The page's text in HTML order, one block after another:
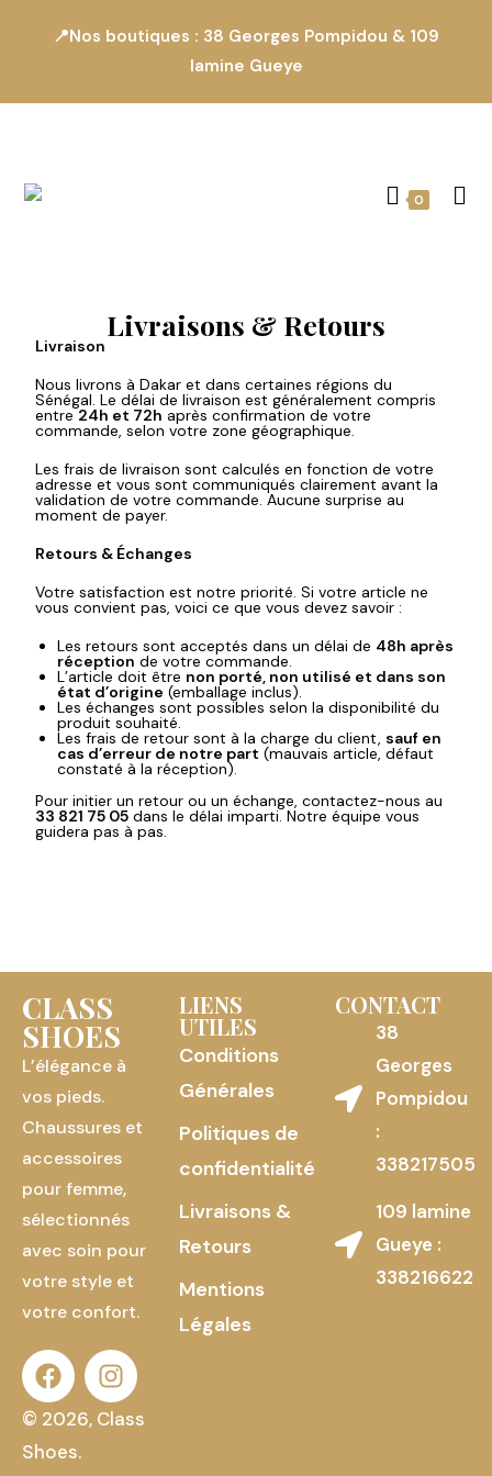
📍Nos boutiques : 38 Georges Pompidou & 109
lamine Gueye
0
Livraisons & Retours
Livraison
Nous livrons à Dakar et dans certaines régions du
Sénégal. Le délai de livraison est généralement compris
entre24h et 72h après confirmation de votre
commande, selon votre zone géographique.
Les frais de livraison sont calculés en fonction de votre
adresse et vous sont communiqués clairement avant la
validation de votre commande. Aucune surprise au
moment de payer.
Retours & Échanges
Votre satisfaction est notre priorité. Si votre article ne
vous convient pas, voici ce que vous devez savoir :
Les retours sont acceptés dans un délai de 48h après
réception de votre commande.
L’article doit être non porté, non utilisé et dans son
état d’origine (emballage inclus).
Les échanges sont possibles selon la disponibilité du
produit souhaité.
Les frais de retour sont à la charge du client, sauf en
cas d’erreur de notre part (mauvais article, défaut
constaté à la réception).
Pour initier un retour ou un échange, contactez-nous au
33 821 75 05 dans le délai imparti. Notre équipe vous
guidera pas à pas.
CLASS
SHOES
L’élégance à
vos pieds.
Chaussures et
accessoires
pour femme,
sélectionnés
avec soin pour
votre style et
votre confort.
© 2026, Class
Shoes.
LIENS
UTILES
Conditions
Générales
Politiques de
confidentialité
Livraisons &
Retours
Mentions
Légales
CONTACT
38
Georges
Pompidou
:
338217505
109 lamine
Gueye :
338216622